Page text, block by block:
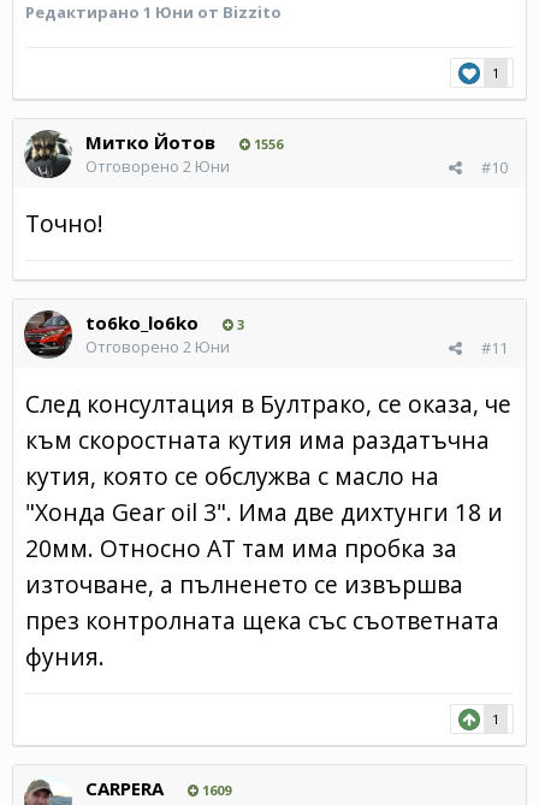
Редактирано 1 Юни от Bizzito
1
Митко Йотов 1556
#10
Отговорено 2 Юни
Точно!
to6ko_lo6ko 3
#11
Отговорено 2 Юни
След консултация в Бултрако, се оказа, че
към скоростната кутия има раздатъчна
кутия, която се обслужва с масло на
"Хонда Gear oil 3". Има две дихтунги 18 и
20мм. Относно АТ там има пробка за
източване, а пълненето се извършва
през контролната щека със съответната
фуния.
1
CARPERA 1609